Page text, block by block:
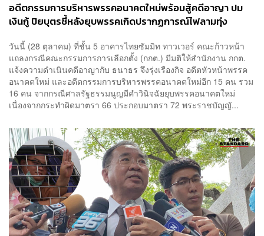
อดีตกรรมการบริหารพรรคอนาคตใหม่พร้อมสู้คดีอาญา ปม
เงินกู้ ปิยบุตรชี้หลังยุบพรรคเกิดปรากฏการณ์ไฟลามทุ่ง
วันนี้ (28 ตุลาคม) ที่ชั้น 5 อาคารไทยซัมมิท ทาวเวอร์ คณะก้าวหน้า
แถลงกรณีคณะกรรมการการเลือกตั้ง (กกต.) มีมติให้สำนักงาน กกต.
แจ้งความดำเนินคดีอาญากับ ธนาธร จึงรุ่งเรืองกิจ อดีตหัวหน้าพรรค
อนาคตใหม่ และอดีตกรรมการบริหารพรรคอนาคตใหม่อีก 15 คน รวม
16 คน จากกรณีศาลรัฐธรรมนูญมีคำวินิจฉัยยุบพรรคอนาคตใหม่
เนื่องจากกระทำผิดมาตรา 66 ประกอบมาตรา 72 พระราชบัญญั...